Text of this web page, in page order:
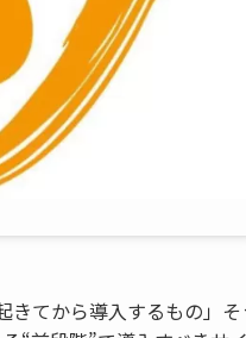
きてから導入するもの」